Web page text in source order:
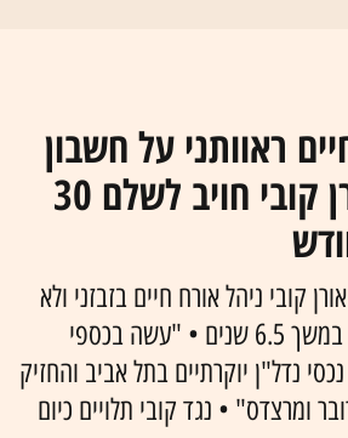
ראוותני על חשבון
הנושים": אורן קובי חויב לשלם 30
קובי ניהל אורח חיים בזבזני ולא
שילם לקופת הנשייה במשך 6.5 שנים • "עשה בכספי
נדל"ן יוקרתיים בתל אביב והחזיק
ומרצדס" • נגד קובי תלויים כיום